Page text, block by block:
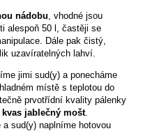
nádobu , vhodné jsou
alespoň 50 l, častěji se
Dále pak čistý,
uzavíratelných lahví.
jimi sud(y) a ponecháme
místě s teplotou do
prvotřídní kvality pálenky
jablečný mošt.
sud(y) naplníme hotovou